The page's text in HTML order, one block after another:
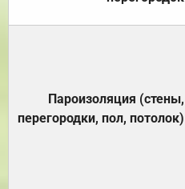
Пароизоляция (стены,
перегородки, пол, потолок)